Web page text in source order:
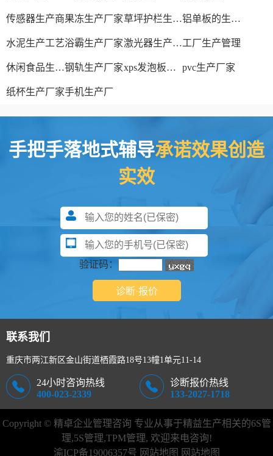
传感器生产商果冻生产厂家 草坪护栏生产厂家 铝单板的生产厂家
水泥生产工艺浴霸生产厂家 激光器生产厂家工厂生产管理
休闲食品生产线钢轨生产厂家 xps发泡板材生产线 pvc生产厂家
纸杯生产厂家手机生产厂
手把手落地式辅导承诺效果创造
实效
验证码：
联系我们
重庆市两江新区金山街道栖霞路18号13幢1单元11-14
24小时咨询热线
400-023-2339
诊断报价热线
133-2027-1718
Copyright © 精卓企业管理咨询 专业从事于精益生产相关的6S管
理,5S管理,TPM管理, 欢迎来电咨询!
渝ICP备19006357号 网站地图 网站地图